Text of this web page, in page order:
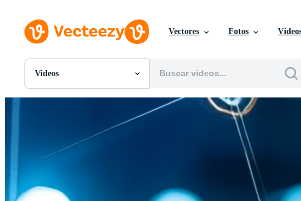
Vectores Fotos
Videos
Todas Imágenes
Plantillas
Gráficos en Movimiento